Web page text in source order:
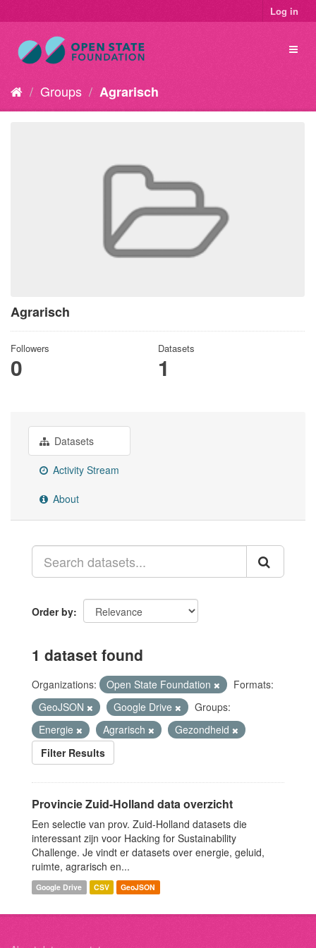
Log in
Groups Agrarisch
Agrarisch
Followers
0
Datasets
1
Datasets
Activity Stream
About
Order by
1 dataset found
Organizations: Open State Foundation
Formats:
GeoJSON
Google Drive
Groups:
Energie
Agrarisch
Gezondheid
Filter Results
Provincie Zuid-Holland data overzicht
Een selectie van prov. Zuid-Holland datasets die
interessant zijn voor Hacking for Sustainability
Challenge. Je vindt er datasets over energie, geluid,
ruimte, agrarisch en...
Google Drive CSV GeoJSON